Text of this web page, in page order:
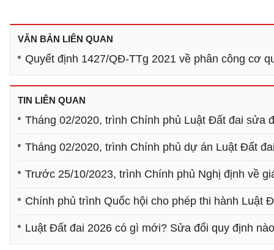
VĂN BẢN LIÊN QUAN
Quyết định 1427/QĐ-TTg 2021 về phân công cơ
TIN LIÊN QUAN
Tháng 02/2020, trình Chính phủ Luật Đất đai sửa
Tháng 02/2020, trình Chính phủ dự án Luật Đất
Trước 25/10/2023, trình Chính phủ Nghị định về
Chính phủ trình Quốc hội cho phép thi hành Luật
Luật Đất đai 2026 có gì mới? Sửa đổi quy định